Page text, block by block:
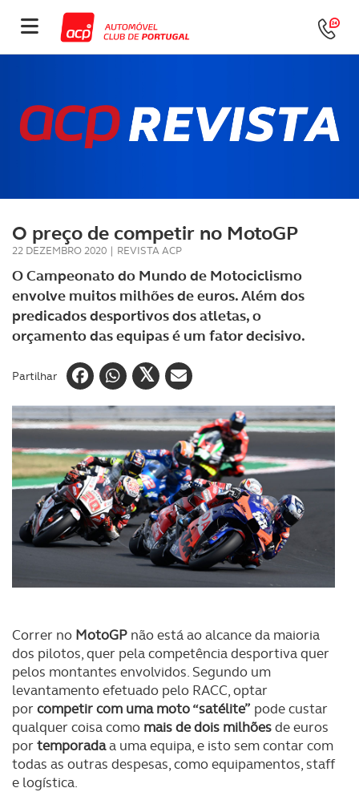
O preço de competir no MotoGP
22 DEZEMBRO 2020 | REVISTA ACP
O Campeonato do Mundo de Motociclismo
envolve muitos milhões de euros. Além dos
predicados desportivos dos atletas, o
orçamento das equipas é um fator decisivo.
Partilhar
Correr no MotoGP não está ao alcance da maioria
dos pilotos, quer pela competência desportiva quer
pelos montantes envolvidos. Segundo um
levantamento efetuado pelo RACC, optar
porcompetir com uma moto “satélite” pode custar
qualquer coisa como mais de dois milhõesde euros
portemporadaa uma equipa, e isto sem contar com
todas as outras despesas, como equipamentos, staff
e logística.